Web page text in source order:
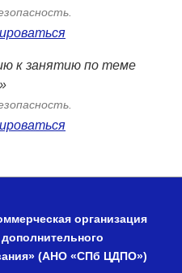
к занятию по теме
организация
(АНО «СПб ЦДПО»)